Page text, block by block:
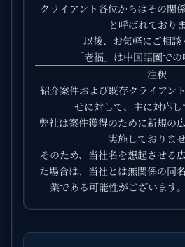
クライアント各位からはその関
と呼ばれておりま
以後、お気軽にご相談
「老福」は中国語圏での
注釈
紹介案件および既存クライアン
せに対して、主に対応し
弊社は案件獲得のために新規の
実施しておりませ
そのため、当社名を想起させる
た場合は、当社とは無関係の同
業である可能性がございます